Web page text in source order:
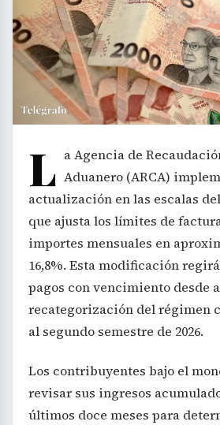
L a Agencia de
Aduanero (ARCA)
actualización en las escalas
que ajusta los límites de
importes mensuales en
16,8%. Esta modificación
pagos con vencimiento desde
recategorización del régimen
al segundo semestre de 2026.
Los contribuyentes bajo el
revisar sus ingresos
últimos doce meses para